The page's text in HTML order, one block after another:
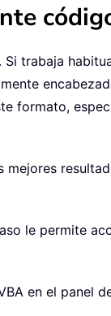
trabaja
formato,
mejores
le permite
en el panel